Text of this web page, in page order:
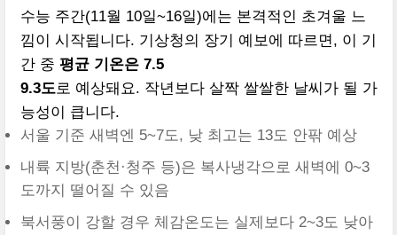
수능 주간(11월 10일~16일)에는 본격적인 초겨울 느
낌이 시작됩니다. 기상청의 장기 예보에 따르면, 이 기
간 중 평균 기온은 7.5
9.3도 로 예상돼요. 작년보다 살짝 쌀쌀한 날씨가 될 가
능성이 큽니다.
서울 기준 새벽엔 5~7도, 낮 최고는 13도 안팎 예상
내륙 지방(춘천·청주 등)은 복사냉각으로 새벽에 0~3
도까지 떨어질 수 있음
북서풍이 강할 경우 체감온도는 실제보다 2~3도 낮아